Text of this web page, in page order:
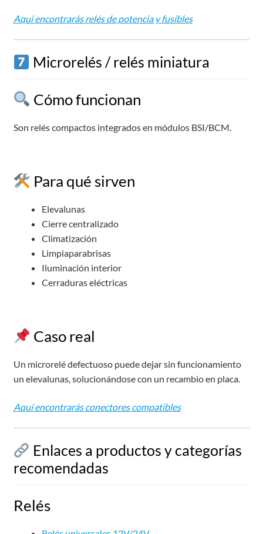
Aquí encontrarás relés de potencia y fusibles
Microrelés / relés miniatura
Cómo funcionan
Son relés compactos integrados en módulos BSI/BCM.
Para qué sirven
Elevalunas
Cierre centralizado
Climatización
Limpiaparabrisas
Iluminación interior
Cerraduras eléctricas
Caso real
Un microrelé defectuoso puede dejar sin funcionamiento
un elevalunas, solucionándose con un recambio en placa.
Aquí encontrarás conectores compatibles
Enlaces a productos y categorías
recomendadas
Relés